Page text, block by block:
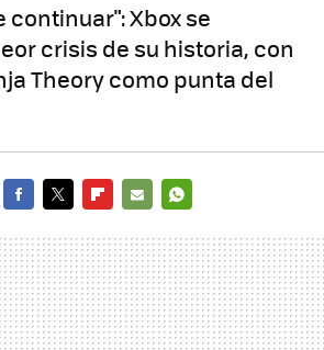
continuar": Xbox se
crisis de su historia, con
Theory como punta del
MAIL